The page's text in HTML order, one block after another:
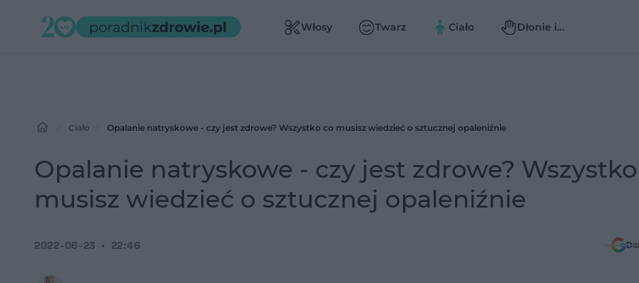
Włosy Twarz Ciało
Dłonie i
Ciało Opalanie natryskowe - czy jest zdrowe? Wszystko co musisz wiedzieć o sztucznej opaleniźnie
Opalanie natryskowe - czy jest zdrowe?
musisz wiedzieć o sztucznej opaleniźnie
2022-06-23 22:46